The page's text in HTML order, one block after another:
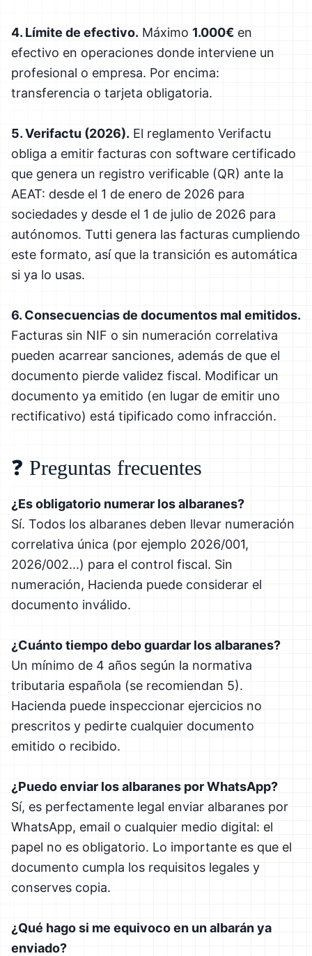
4. Límite de efectivo. Máximo 1.000€ en
efectivo en operaciones donde interviene un
profesional o empresa. Por encima:
transferencia o tarjeta obligatoria.
5. Verifactu (2026). El reglamento Verifactu
obliga a emitir facturas con software certificado
que genera un registro verificable (QR) ante la
AEAT: desde el 1 de enero de 2026 para
sociedades y desde el 1 de julio de 2026 para
autónomos. Tutti genera las facturas cumpliendo
este formato, así que la transición es automática
si ya lo usas.
6. Consecuencias de documentos mal emitidos.
Facturas sin NIF o sin numeración correlativa
pueden acarrear sanciones, además de que el
documento pierde validez fiscal. Modificar un
documento ya emitido (en lugar de emitir uno
rectificativo) está tipificado como infracción.
❓ Preguntas frecuentes
¿Es obligatorio numerar los albaranes?
Sí. Todos los albaranes deben llevar numeración
correlativa única (por ejemplo 2026/001,
2026/002...) para el control fiscal. Sin
numeración, Hacienda puede considerar el
documento inválido.
¿Cuánto tiempo debo guardar los albaranes?
Un mínimo de 4 años según la normativa
tributaria española (se recomiendan 5).
Hacienda puede inspeccionar ejercicios no
prescritos y pedirte cualquier documento
emitido o recibido.
¿Puedo enviar los albaranes por WhatsApp?
Sí, es perfectamente legal enviar albaranes por
WhatsApp, email o cualquier medio digital: el
papel no es obligatorio. Lo importante es que el
documento cumpla los requisitos legales y
conserves copia.
¿Qué hago si me equivoco en un albarán ya
enviado?